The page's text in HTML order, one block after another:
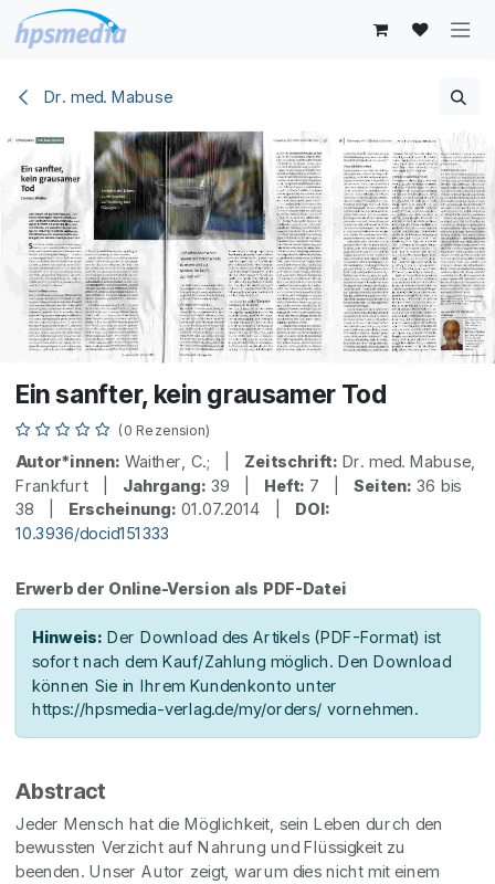
Zum Inhalt springen
Dr. med. Mabuse
Ein sanfter, kein grausamer Tod
(0 Rezension)
Autor*innen: Waither, C.; | Zeitschrift: Dr. med. Mabuse,
Frankfurt | Jahrgang: 39 | Heft: 7 |Seiten: 36 bis
38 | Erscheinung: 01.07.2014 | DOI:
10.3936/docid151333
Erwerb der Online-Version als PDF-Datei
Hinweis: Der Download des Artikels (PDF-Format) ist
sofort nach dem Kauf/Zahlung möglich. Den Download
können Sie in Ihrem Kundenkonto unter
https://hpsmedia-verlag.de/my/orders/ vornehmen.
Abstract
Jeder Mensch hat die Möglichkeit, sein Leben durch den
bewussten Verzicht auf Nahrung und Flüssigkeit zu
beenden. Unser Autor zeigt, warum dies nicht mit einem